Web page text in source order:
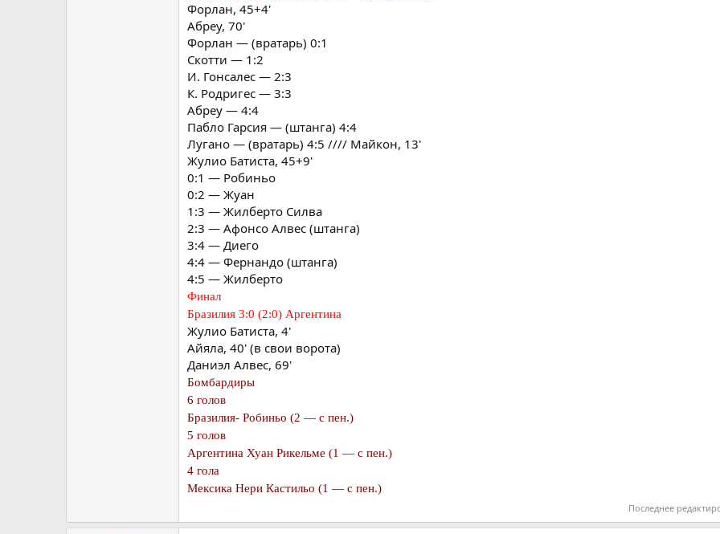
Форлан, 45+4'
Абреу, 70'
Форлан — (вратарь) 0:1
Скотти — 1:2
И. Гонсалес — 2:3
К. Родригес — 3:3
Абреу — 4:4
Пабло Гарсия — (штанга) 4:4
Лугано — (вратарь) 4:5 //// Майкон, 13'
Жулио Батиста, 45+9'
0:1 — Робиньо
0:2 — Жуан
1:3 — Жилберто Силва
2:3 — Афонсо Алвес (штанга)
3:4 — Диего
4:4 — Фернандо (штанга)
4:5 — Жилберто
Финал
Бразилия 3:0 (2:0) Аргентина
Жулио Батиста, 4'
Айяла, 40' (в свои ворота)
Даниэл Алвес, 69'
Бомбардиры
6 голов
Бразилия- Робиньо (2 — с пен.)
5 голов
Аргентина Хуан Рикельме (1 — с пен.)
4 гола
Мексика Нери Кастильо (1 — с пен.)
Последнее